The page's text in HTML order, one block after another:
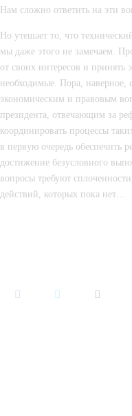
Нам сложно ответить на эти
Но утешает то, что
мы даже этого не замечаем.
от своих интересов и принять
необходимые. Пора, наверное,
экономическим и правовым
президента, отвечающим за
координировать процессы
в первую очередь обеспечить
достижение безусловного
вопросы требуют
действий, которых пока нет…